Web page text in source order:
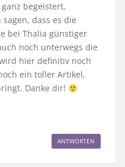
begeistert,
dass es die
bei Thalia günstiger
noch unterwegs die
hier definitiv noch
ein toller Artikel,
Danke dir!
ANTWORTEN